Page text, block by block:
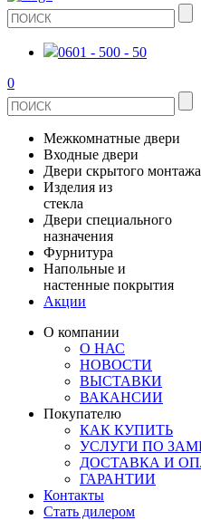
0601 - 500 - 50
0
Межкомнатные двери
ШПОНИРОВАНЫЕ
ЭКОШПОН
ЭМАЛЬ
ИЗ МАССИВА СОСНЫ
ИЗ МАССИВА ОЛЬХИ
РАСПРОДАЖА ОСТАТКОВ
ВСЕ ДВЕРИ
Входные двери
МЕТАЛЛИЧЕСКИЕ ДВЕРИ
В КВАРТИРУ
ДЛЯ ДОМА
Двери скрытого монтажа
СТЕКЛЯННЫЕ
ЗЕРКАЛЬНЫЕ
КЕРАМОГРАНИТ
ПОД ОБОИ И ПОКРАСКУ
Изделия из
стекла
ДВЕРИ
ДУШЕВЫЕ КАБИНЫ И
РАЗДВИЖНЫЕ
Двери специального
назначения
ПРОТИВОПОЖАРНЫЕ
Фурнитура
ДВЕРНЫЕ РУЧКИ
КОМПЛЕКТУЮЩИЕ
ОГРАНИЧИТЕЛИ
ПЕТЛИ
РАЗДВИЖНАЯ СИСТЕМА
Напольные и
настенные покрытия
СТЕНОВЫЕ ПАНЕЛИ
Акции
О компании
О НАС
НОВОСТИ
ВЫСТАВКИ
ВАКАНСИИ
Покупателю
КАК КУПИТЬ
УСЛУГИ ПО
ДОСТАВКА И
ГАРАНТИИ
Контакты
Стать дилером